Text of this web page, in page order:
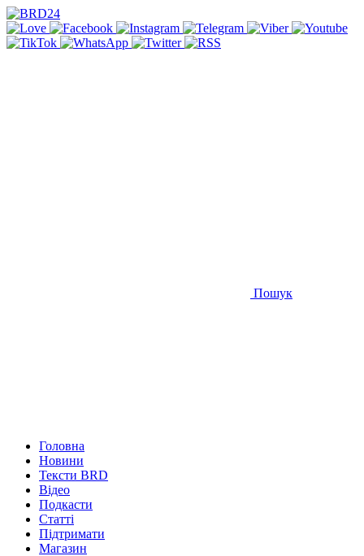
Пошук
Головна
Новини
Тексти BRD
Відео
Подкасти
Статті
Підтримати
Магазин